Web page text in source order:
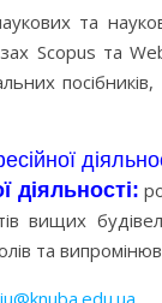
та
Scopus та
діяльності:
вищих
та